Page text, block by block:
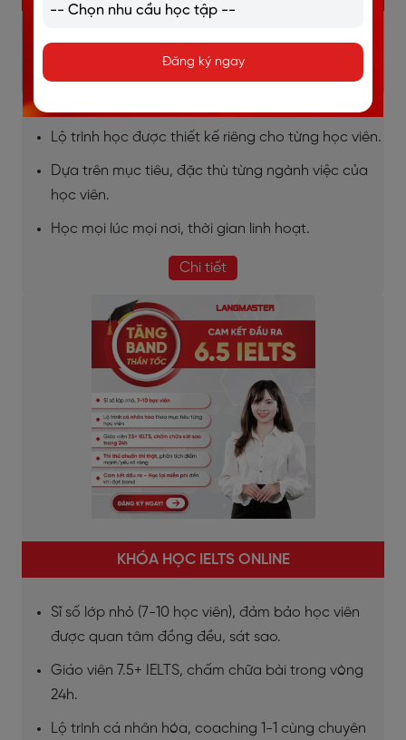
Học và trao đổi trực tiếp 1 thầy 1 trò.
Giao tiếp liên tục, sửa lỗi kịp thời, bù đắp lỗ hổng
Lộ trình học được thiết kế riêng cho từng học viên.
Dựa trên mục tiêu, đặc thù từng ngành việc của
học viên.
Học mọi lúc mọi nơi, thời gian linh hoạt.
Chi tiết
KHÓA HỌC IELTS ONLINE
Sĩ số lớp nhỏ (7-10 học viên), đảm bảo học viên
được quan tâm đồng đều, sát sao.
Giáo viên 7.5+ IELTS, chấm chữa bài trong vòng
24h.
Lộ trình cá nhân hóa, coaching 1-1 cùng chuyên
Đăng ký ngay